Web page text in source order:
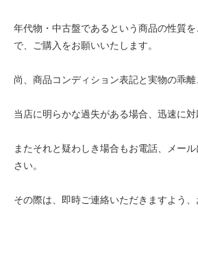
年代物・中古盤であるという商品の性質
で、ご購入をお願いいたします。
尚、商品コンディション表記と実物の乖
当店に明らかな過失がある場合、迅速に対
またそれと疑わしき場合もお電話、メー
さい。
その際は、即時ご連絡いただきますよう、